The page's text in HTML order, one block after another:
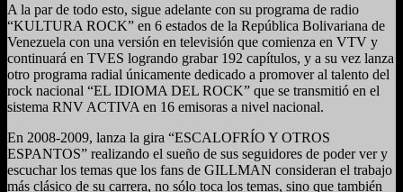
A la par de todo esto, sigue adelante con su programa de radio
“KULTURA ROCK” en 6 estados de la República Bolivariana de
Venezuela con una versión en televisión que comienza en VTV y
continuará en TVES logrando grabar 192 capítulos, y a su vez lanza
otro programa radial únicamente dedicado a promover al talento del
rock nacional “EL IDIOMA DEL ROCK” que se transmitió en el
sistema RNV ACTIVA en 16 emisoras a nivel nacional.
En 2008-2009, lanza la gira “ESCALOFRÍO Y OTROS
ESPANTOS” realizando el sueño de sus seguidores de poder ver y
escuchar los temas que los fans de GILLMAN consideran el trabajo
más clásico de su carrera, no sólo toca los temas, sino que también